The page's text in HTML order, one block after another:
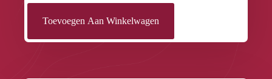
Toevoegen Aan Winkelwagen